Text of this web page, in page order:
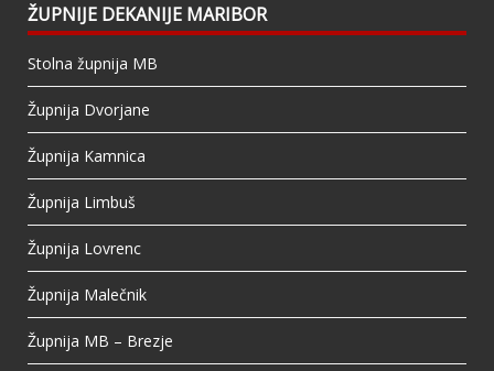
people, changed who can see it or it's been
deleted.
View on Facebook
ŽUPNIJE DEKANIJE MARIBOR
Stolna župnija MB
Župnija Dvorjane
Župnija Kamnica
Župnija Limbuš
Župnija Lovrenc
Župnija Malečnik
Župnija MB – Brezje